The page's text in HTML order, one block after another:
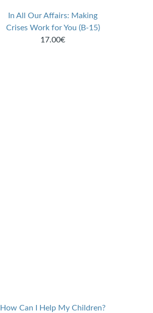
In All Our Affairs: Making
Crises Work for You (B-15)
17.00€
How Can I Help My Children?